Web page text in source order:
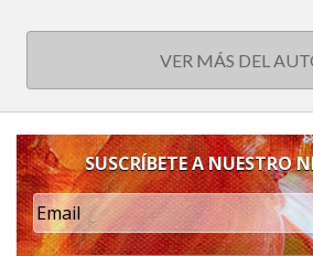
VER MÁS DEL
SUSCRÍBETE A NUESTRO